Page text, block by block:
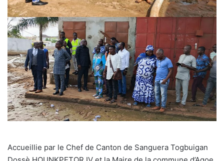
Accueillie par le Chef de Canton de Sanguera Togbuigan